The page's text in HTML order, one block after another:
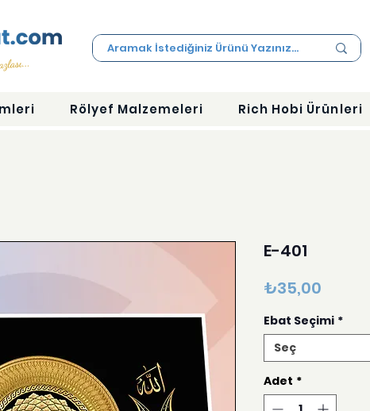
Rölyef Malzemeleri Rich Hobi Ürünleri
E-401
₺35,00
Ebat Seçimi *
Seç
Adet *